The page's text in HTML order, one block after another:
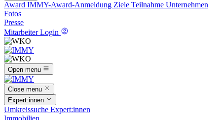
Award IMMY-Award-Anmeldung Ziele Teilnahme Unternehmen
Fotos
Presse
Mitarbeiter Login
Open menu
Close menu
Expert:innen
Umkreissuche Expert:innen